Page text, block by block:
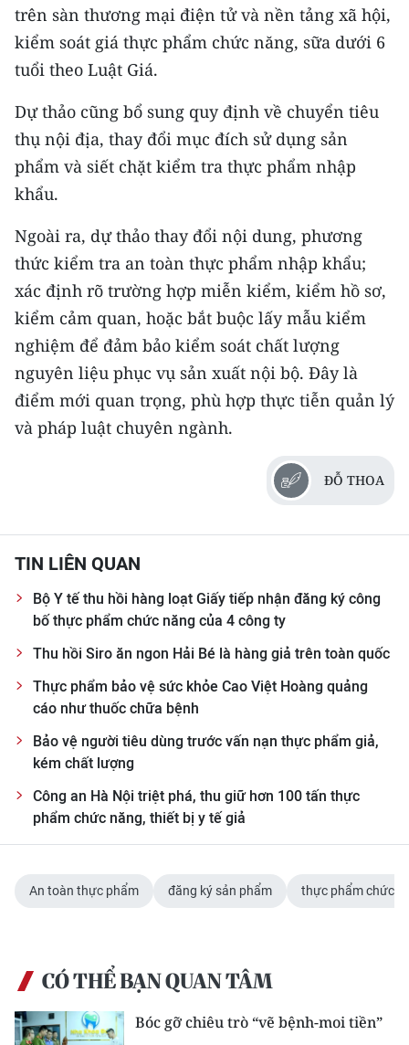
trên sàn thương mại điện tử và nền tảng xã hội,
kiểm soát giá thực phẩm chức năng, sữa dưới 6
tuổi theo Luật Giá.
Dự thảo cũng bổ sung quy định về chuyển tiêu
thụ nội địa, thay đổi mục đích sử dụng sản
phẩm và siết chặt kiểm tra thực phẩm nhập
khẩu.
Ngoài ra, dự thảo thay đổi nội dung, phương
thức kiểm tra an toàn thực phẩm nhập khẩu;
xác định rõ trường hợp miễn kiểm, kiểm hồ sơ,
kiểm cảm quan, hoặc bắt buộc lấy mẫu kiểm
nghiệm để đảm bảo kiểm soát chất lượng
nguyên liệu phục vụ sản xuất nội bộ. Đây là
điểm mới quan trọng, phù hợp thực tiễn quản lý
và pháp luật chuyên ngành.
ĐỖ THOA
TIN LIÊN QUAN
Bộ Y tế thu hồi hàng loạt Giấy tiếp nhận đăng ký công
bố thực phẩm chức năng của 4 công ty
Thu hồi Siro ăn ngon Hải Bé là hàng giả trên toàn quốc
Thực phẩm bảo vệ sức khỏe Cao Việt Hoàng quảng
cáo như thuốc chữa bệnh
Bảo vệ người tiêu dùng trước vấn nạn thực phẩm giả,
kém chất lượng
Công an Hà Nội triệt phá, thu giữ hơn 100 tấn thực
phẩm chức năng, thiết bị y tế giả
An toàn thực phẩm đăng ký sản phẩm thực phẩm chức
CÓ THỂ BẠN QUAN TÂM
Bóc gỡ chiêu trò “vẽ bệnh-moi tiền”